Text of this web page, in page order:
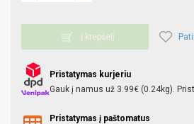
Į krepšelį
Pristatymas kurjeriu
Gauk į namus už 3.99€ (0.24kg).
Pristatymas į paštomatus